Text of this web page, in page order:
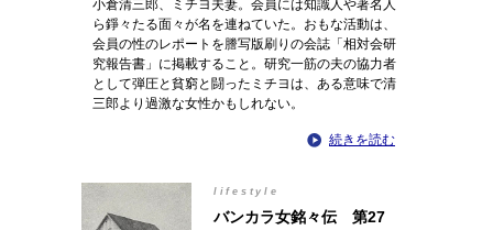
小倉清三郎、ミチヨ夫妻。会員には知識人や著名人
ら錚々たる面々が名を連ねていた。おもな活動は、
会員の性のレポートを謄写版刷りの会誌「相対会研
究報告書」に掲載すること。研究一筋の夫の協力者
として弾圧と貧窮と闘ったミチヨは、ある意味で清
三郎より過激な女性かもしれない。
続きを読む
lifestyle
バンカラ女銘々伝 第27